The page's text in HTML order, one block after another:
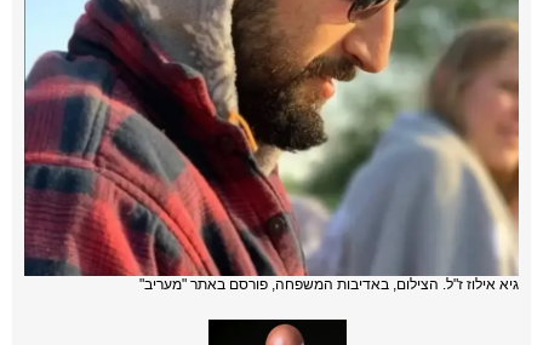
גיא אילוז ז"ל. הצילום, באדיבות המשפחה, פורסם באתר "מעריב"